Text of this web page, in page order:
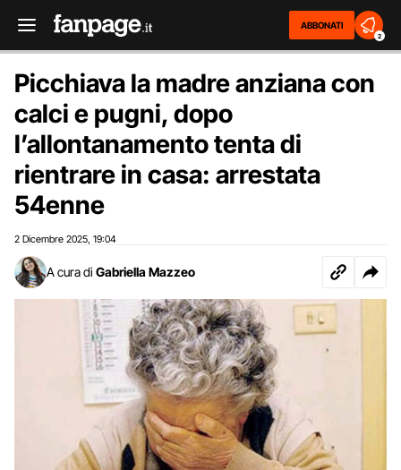
ABBONATI
2
Picchiava la madre anziana con
calci e pugni, dopo
l’allontanamento tenta di
rientrare in casa: arrestata
54enne
2 Dicembre 2025 19:04
A cura di Gabriella Mazzeo